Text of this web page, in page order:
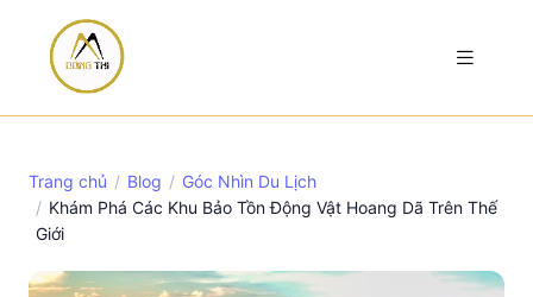
Trang chủ Blog
Góc Nhìn Du Lịch
Khám Phá Các Khu Bảo Tồn Động Vật Hoang Dã Trên Thế
Giới